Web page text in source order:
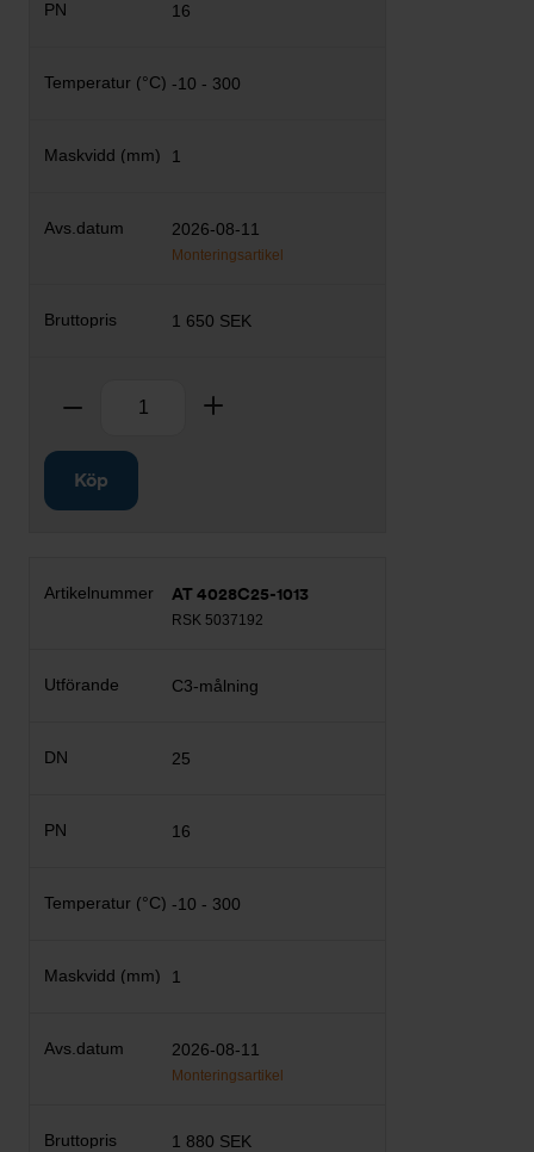
16
-10 - 300
1
2026-08-11
Monteringsartikel
1 650 SEK
Ta bort
Köp
AT 4028C25-1013
RSK 5037192
C3-målning
25
16
-10 - 300
1
2026-08-11
Monteringsartikel
1 880 SEK